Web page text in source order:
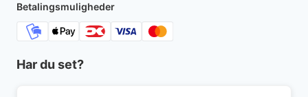
Betalingsmuligheder
Har du set?